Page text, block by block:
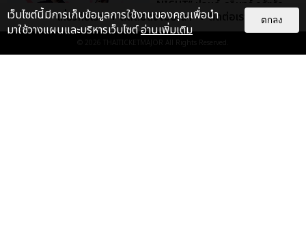
NIGHT” ปอนด์-ภูวินทร์ คลั่งรัก
หวา...
EXCLUSIVE : 16
เกี่ยวกับเรา ติดต่อลงโฆษณา ติดต่อเรา
© 2026 THAITICKETMAJOR All Rights Reserved.
เว็บไซต์นี้มีการเก็บข้อมูลการใช้งานของคุณเพื่อนำ
มาใช้วางแผนและบริหารเว็บไซต์อ่านเพิ่มเติม
ตกลง